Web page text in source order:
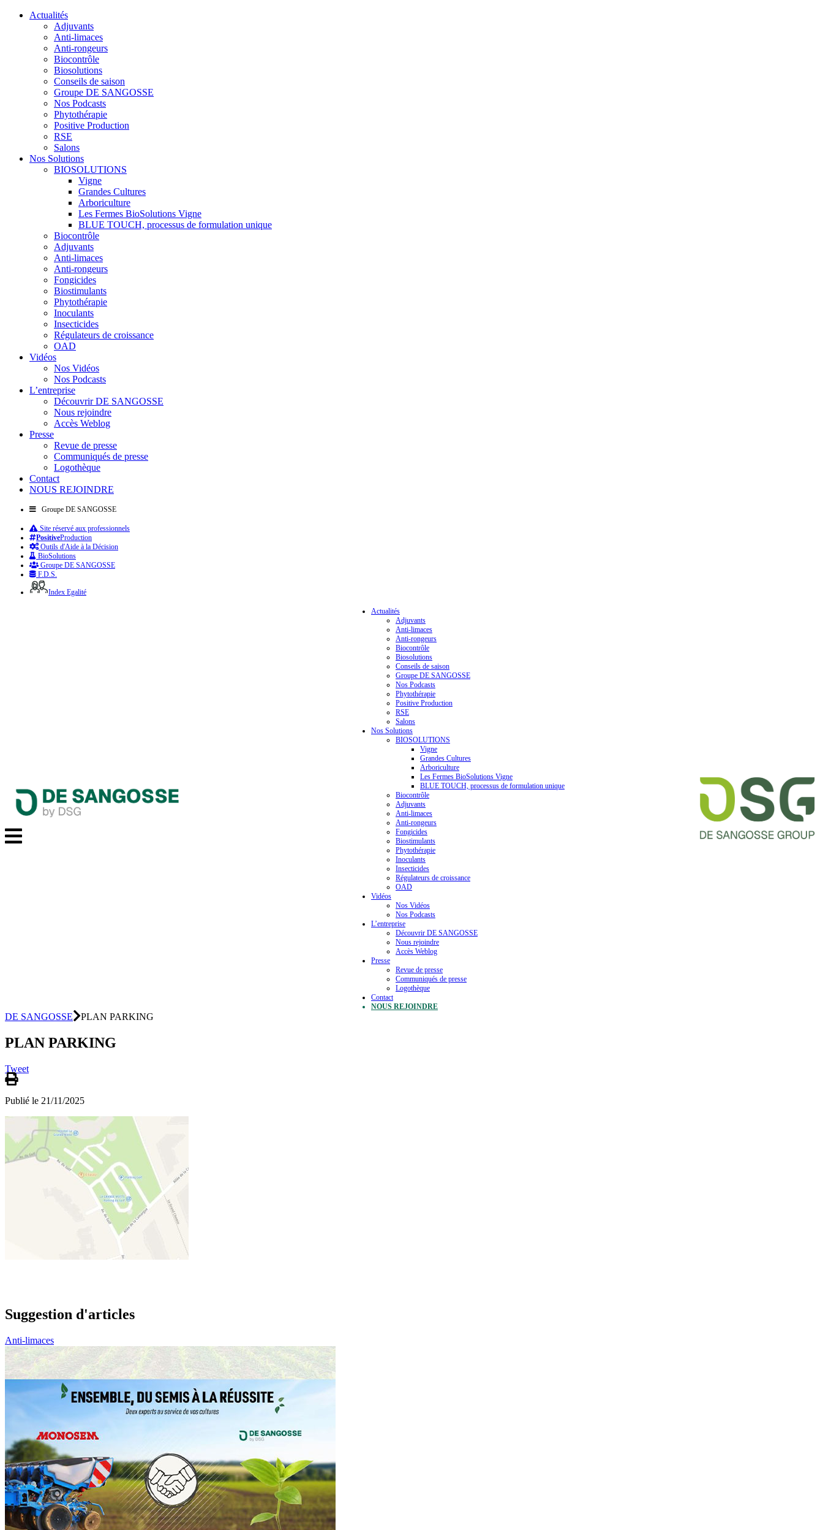
Actualités
Adjuvants
Anti-limaces
Anti-rongeurs
Biocontrôle
Biosolutions
Conseils de saison
Groupe DE SANGOSSE
Nos Podcasts
Phytothérapie
Positive Production
RSE
Salons
Nos Solutions
BIOSOLUTIONS
Vigne
Grandes Cultures
Arboriculture
Les Fermes BioSolutions Vigne
BLUE TOUCH, processus de formulation unique
Biocontrôle
Adjuvants
Anti-limaces
Anti-rongeurs
Fongicides
Biostimulants
Phytothérapie
Inoculants
Insecticides
Régulateurs de croissance
OAD
Vidéos
Nos Vidéos
Nos Podcasts
L’entreprise
Découvrir DE SANGOSSE
Nous rejoindre
Accès Weblog
Presse
Revue de presse
Communiqués de presse
Logothèque
Contact
NOUS REJOINDRE
Groupe DE SANGOSSE
Site réservé aux professionnels
PositiveProduction
Outils d'Aide à la Décision
BioSolutions
Groupe DE SANGOSSE
F.D.S.
Index Egalité
Actualités
Adjuvants
Anti-limaces
Anti-rongeurs
Biocontrôle
Biosolutions
Conseils de saison
Groupe DE SANGOSSE
Nos Podcasts
Phytothérapie
Positive Production
RSE
Salons
Nos Solutions
BIOSOLUTIONS
Vigne
Grandes Cultures
Arboriculture
Les Fermes BioSolutions Vigne
BLUE TOUCH, processus de formulation unique
Biocontrôle
Adjuvants
Anti-limaces
Anti-rongeurs
Fongicides
Biostimulants
Phytothérapie
Inoculants
Insecticides
Régulateurs de croissance
OAD
Vidéos
Nos Vidéos
Nos Podcasts
L’entreprise
Découvrir DE SANGOSSE
Nous rejoindre
Accès Weblog
Presse
Revue de presse
Communiqués de presse
Logothèque
Contact
NOUS REJOINDRE
DE SANGOSSE PLAN PARKING
PLAN PARKING
Tweet
Publié le 21/11/2025
Suggestion d'articles
Anti-limaces